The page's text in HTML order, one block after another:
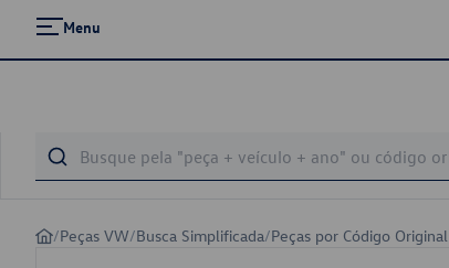
Menu
/Peças VW/Busca Simplificada/Peças por Código Original